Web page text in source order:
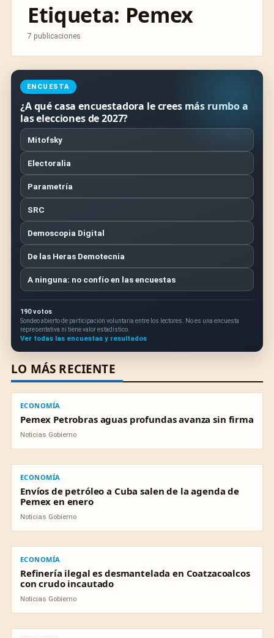
Etiqueta: Pemex
7 publicaciones
ENCUESTA
¿A qué casa encuestadora le crees más rumbo a
las elecciones de 2027?
Mitofsky
Electoralia
Parametría
SRC
Demoscopia Digital
De las Heras Demotecnia
A ninguna: no confío en las encuestas
190 votos
Sondeo abierto de participación voluntaria entre los lectores. No es una encuesta
representativa ni tiene valor estadístico.
Ver todas las encuestas y resultados
LO MÁS RECIENTE
ECONOMÍA
Pemex Petrobras aguas profundas avanza sin firma
Noticias Gobierno
ECONOMÍA
Envíos de petróleo a Cuba salen de la agenda de
Pemex en enero
Noticias Gobierno
ECONOMÍA
Refinería ilegal es desmantelada en Coatzacoalcos
con crudo incautado
Noticias Gobierno